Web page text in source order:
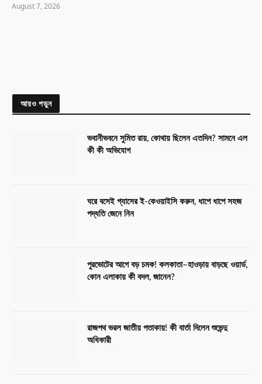
August 7, 2026
আরও পড়ুন
ভবানীভবনে সুমিত রায়, কোথায় ছিলেন এতদিন? সামনে এল
কী কী অভিযোগ
ঘরে বসেই গ্যাসের ই-কেওয়াইসি করুন, ধাপে ধাপে সহজ
পদ্ধতি জেনে নিন
পুরভোটের আগে বড় চমক! কলকাতা–হাওড়ায় বাড়ছে ওয়ার্ড,
কোন এলাকায় কী বদল, জানেন?
রাজপথ ভরল জাতীয় পতাকায়! কী বার্তা দিলেন শুভেন্দু
অধিকারী